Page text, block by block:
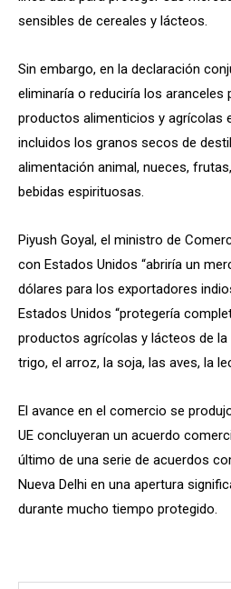
sensibles de cereales y lácteos.
Sin embargo, en la declaración
eliminaría o reduciría los aranceles
productos alimenticios y agrícolas
incluidos los granos secos de
alimentación animal, nueces,
bebidas espirituosas.
Piyush Goyal, el ministro de
con Estados Unidos “abriría un
dólares para los exportadores
Estados Unidos “protegería
productos agrícolas y lácteos de la
trigo, el arroz, la soja, las aves, la
El avance en el comercio se
UE concluyeran un acuerdo
último de una serie de acuerdos
Nueva Delhi en una apertura
durante mucho tiempo protegido.